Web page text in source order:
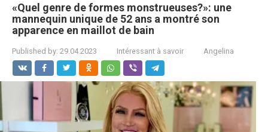
«Quel genre de formes monstrueuses?»: une
mannequin unique de 52 ans a montré son
apparence en maillot de bain
Published by: 29.04.2023 Intéressant à savoir Angelina